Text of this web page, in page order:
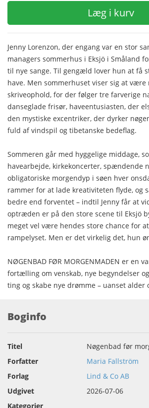
Læg i kurv
Jenny Lorenzon, der engang var en stor
managers sommerhus i Eksjö i Småland
til nye sange. Til gengæld lover hun at få
have. Men sommerhuset viser sig at
skriveophold, for der følger tre farverige
danseglade frisør, haveentusiasten, der
den mystiske excentriker, der dyrker
fuld af vindspil og tibetanske bedeflag.
Sommeren går med hyggelige middage,
havearbejde, kirkekoncerter, spændende
obligatoriske morgendyp i søen hver
rammer for at lade kreativiteten flyde, og
bedre end forventet – indtil Jenny får at
optræden er på den store scene til Eksjö
meget vel være hendes store chance for
rampelyset. Men er det virkelig det, hun
NØGENBAD FØR MORGENMADEN er en
fortælling om venskab, nye begyndelser
ting og skabe nye drømme – uanset alder
Boginfo
Titel
Nøgenbad før
Forfatter
Maria Fallström
Forlag
Lind & Co AB
Udgivet
2026-07-06
Kategorier